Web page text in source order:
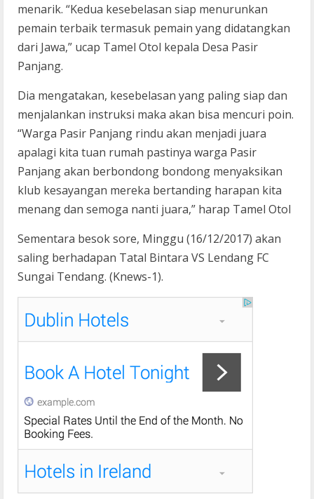
menarik. “Kedua kesebelasan siap menurunkan
pemain terbaik termasuk pemain yang didatangkan
dari Jawa,” ucap Tamel Otol kepala Desa Pasir
Panjang.
Dia mengatakan, kesebelasan yang paling siap dan
menjalankan instruksi maka akan bisa mencuri poin.
“Warga Pasir Panjang rindu akan menjadi juara
apalagi kita tuan rumah pastinya warga Pasir
Panjang akan berbondong bondong menyaksikan
klub kesayangan mereka bertanding harapan kita
menang dan semoga nanti juara,” harap Tamel Otol
Sementara besok sore, Minggu (16/12/2017) akan
saling berhadapan Tatal Bintara VS Lendang FC
Sungai Tendang. (Knews-1).